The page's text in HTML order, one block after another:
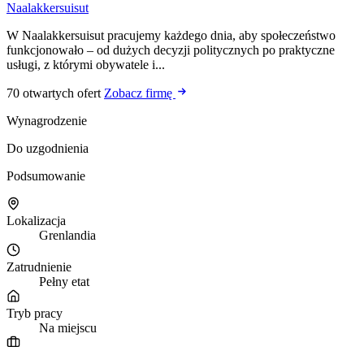
Naalakkersuisut
W Naalakkersuisut pracujemy każdego dnia, aby społeczeństwo
funkcjonowało – od dużych decyzji politycznych po praktyczne
usługi, z którymi obywatele i...
70 otwartych ofert Zobacz firmę
Wynagrodzenie
Do uzgodnienia
Podsumowanie
Lokalizacja
Grenlandia
Zatrudnienie
Pełny etat
Tryb pracy
Na miejscu